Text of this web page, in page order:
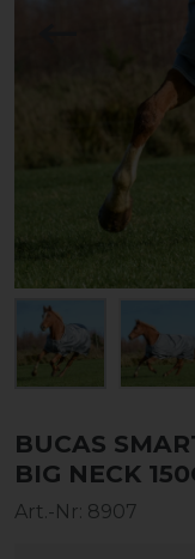
BUCAS
BIG NECK
Art.-Nr: 8907